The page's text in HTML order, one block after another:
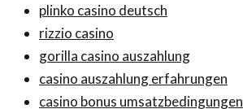
plinko casino deutsch
rizzio casino
gorilla casino auszahlung
casino auszahlung erfahrungen
casino bonus umsatzbedingungen